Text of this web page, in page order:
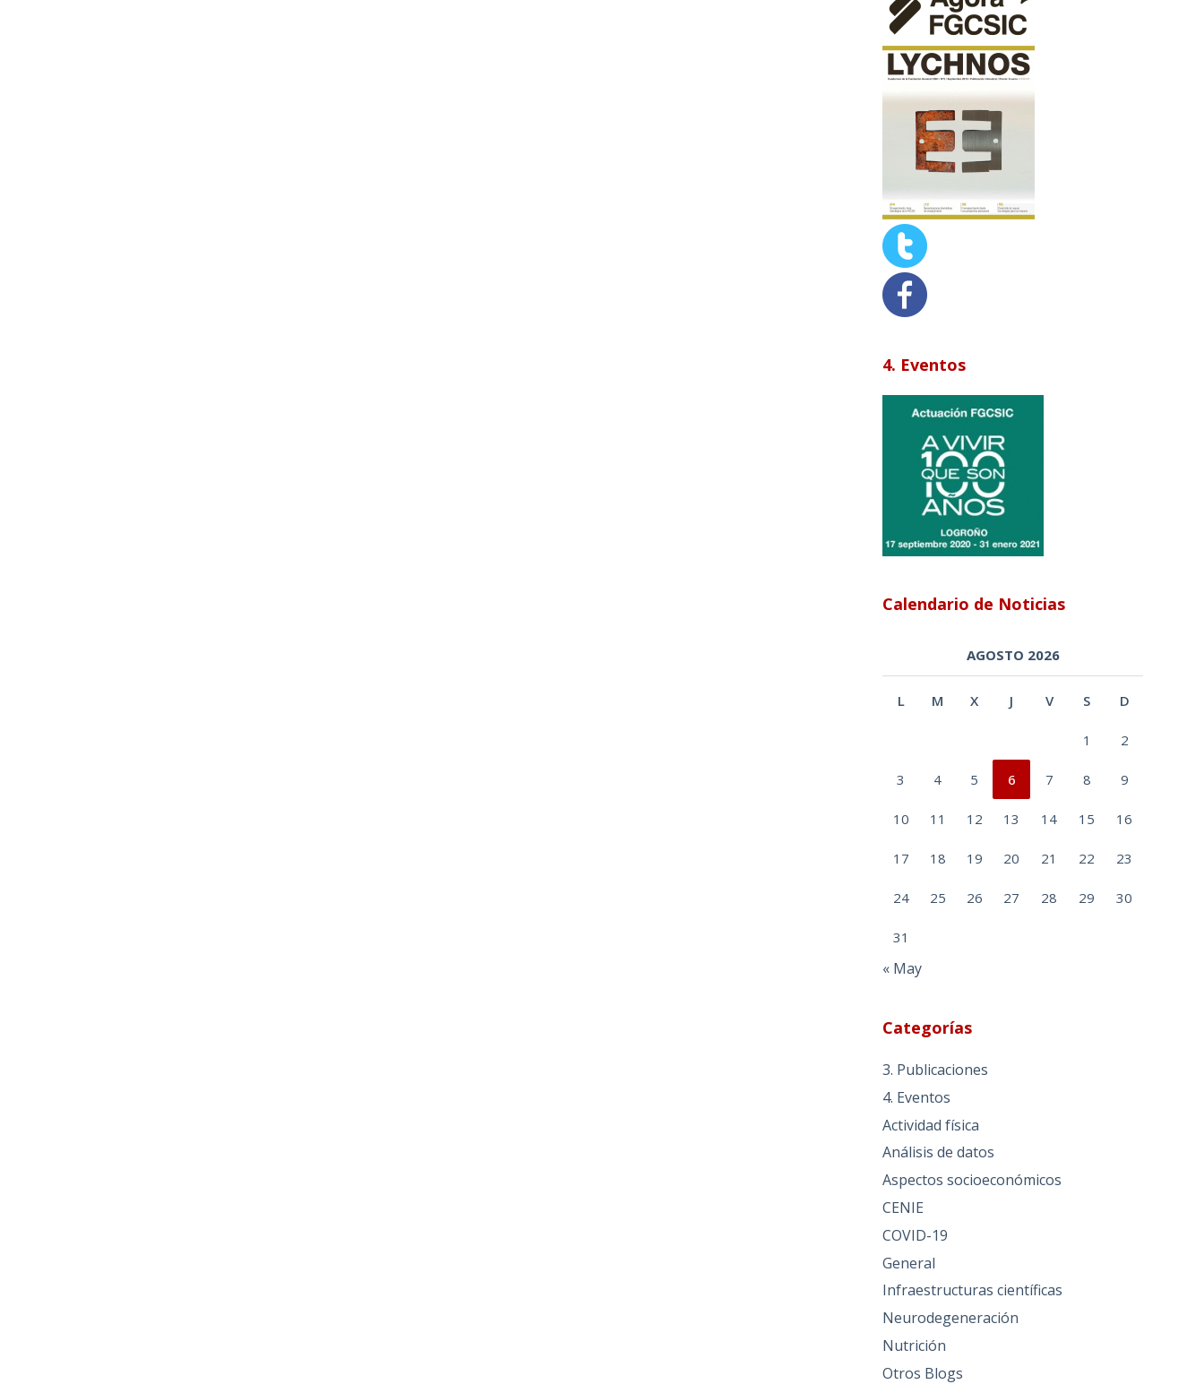
4. Eventos
Calendario de Noticias
AGOSTO 2026
L M X J V S D
1 2
3 4 5 6 7 8 9
10 11 12 13 14 15 16
17 18 19 20 21 22 23
24 25 26 27 28 29 30
31
« May
Categorías
3. Publicaciones
4. Eventos
Actividad física
Análisis de datos
Aspectos socioeconómicos
CENIE
COVID-19
General
Infraestructuras científicas
Neurodegeneración
Nutrición
Otros Blogs